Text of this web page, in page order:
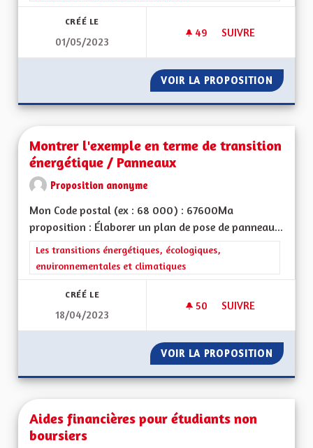
CRÉÉ LE
01/05/2023
49 49 ABONNÉS
SUIVRE
VOIR LA PROPOSITION
Montrer l'exemple en terme de transition
énergétique / Panneaux
Proposition anonyme
Mon Code postal (ex : 68 000) : 67600Ma
proposition : Élaborer un plan de pose de panneau...
Filtrer les résultats de la catégorie : Les transitions
Les transitions énergétiques, écologiques,
environnementales et climatiques
CRÉÉ LE
18/04/2023
50 50 ABONNÉS
SUIVRE
VOIR LA PROPOSITION
Aides financières pour étudiants non
boursiers